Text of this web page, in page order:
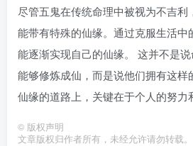
尽管五鬼在传统命理中被视为不吉
能带有特殊的仙缘。通过克服生活中
能逐渐实现自己的仙缘。 这并不是
能够修炼成仙，而是说他们拥有这样
仙缘的道路上，关键在于个人的努力
© 版权声明
文章版权归作者所有，未经允许请勿转载。